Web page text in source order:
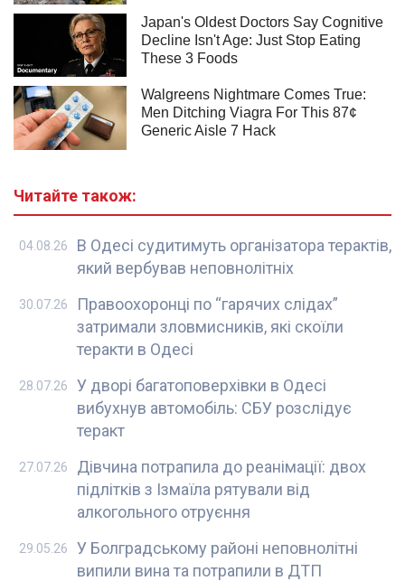
Читайте також:
В Одесі судитимуть організатора терактів,
який вербував неповнолітніх
04.08.26
Правоохоронці по “гарячих слідах”
затримали зловмисників, які скоїли
теракти в Одесі
30.07.26
У дворі багатоповерхівки в Одесі
вибухнув автомобіль: СБУ розслідує
теракт
28.07.26
Дівчина потрапила до реанімації: двох
підлітків з Ізмаїла рятували від
алкогольного отруєння
27.07.26
У Болградському районі неповнолітні
випили вина та потрапили в ДТП
29.05.26